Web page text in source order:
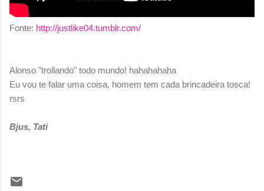
Fonte: http://justlike04.tumblr.com/
Alonso "trollando" todo mundo! hahahahaha
Eu vou te falar uma coisa, homem tem cada brincadeira tosca!
rsrs
Bjus, Tati